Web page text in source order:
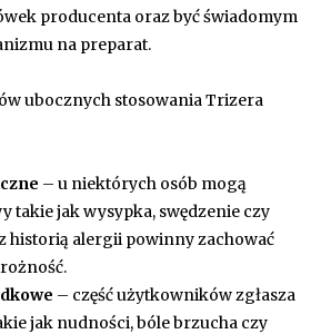
producenta oraz być świadomym
na preparat.
ubocznych stosowania Trizera
– u niektórych osób mogą
takie jak wysypka, swędzenie czy
historią alergii powinny zachować
– część użytkowników zgłasza
jak nudności, bóle brzucha czy